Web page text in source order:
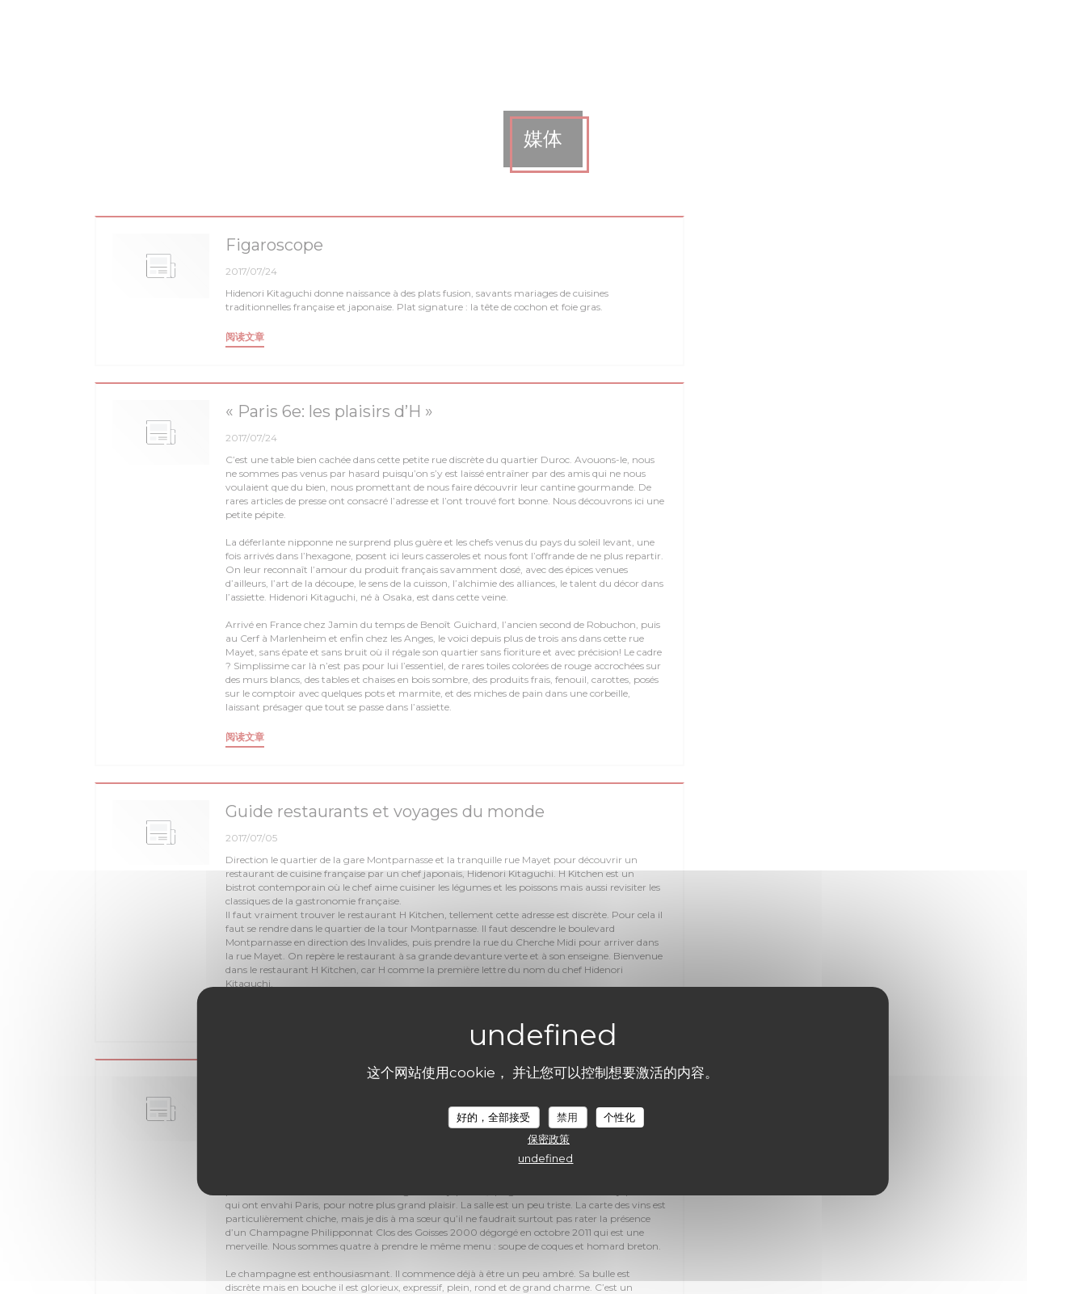
这个网站使用cookie， 并让您可以控制想要激活的内容。
好的，全部接受 禁用
个性化
保密政策
undefined
媒体
Figaroscope
2017/07/24
Hidenori Kitaguchi donne naissance à des plats fusion, savants mariages de cuisines
traditionnelles française et japonaise. Plat signature : la tête de cochon et foie gras.
阅读文章((在新窗口中打开))
« Paris 6e: les plaisirs d’H »
2017/07/24
C’est une table bien cachée dans cette petite rue discrète du quartier Duroc. Avouons-le, nous
ne sommes pas venus par hasard puisqu’on s’y est laissé entraîner par des amis qui ne nous
voulaient que du bien, nous promettant de nous faire découvrir leur cantine gourmande. De
rares articles de presse ont consacré l’adresse et l’ont trouvé fort bonne. Nous découvrons ici une
petite pépite.
La déferlante nipponne ne surprend plus guère et les chefs venus du pays du soleil levant, une
fois arrivés dans l’hexagone, posent ici leurs casseroles et nous font l’offrande de ne plus repartir.
On leur reconnaît l’amour du produit français savamment dosé, avec des épices venues
d’ailleurs, l’art de la découpe, le sens de la cuisson, l’alchimie des alliances, le talent du décor dans
l’assiette. Hidenori Kitaguchi, né à Osaka, est dans cette veine.
Arrivé en France chez Jamin du temps de Benoît Guichard, l’ancien second de Robuchon, puis
au Cerf à Marlenheim et enfin chez les Anges, le voici depuis plus de trois ans dans cette rue
Mayet, sans épate et sans bruit où il régale son quartier sans fioriture et avec précision! Le cadre
? Simplissime car là n’est pas pour lui l’essentiel, de rares toiles colorées de rouge accrochées sur
des murs blancs, des tables et chaises en bois sombre, des produits frais, fenouil, carottes, posés
sur le comptoir avec quelques pots et marmite, et des miches de pain dans une corbeille,
laissant présager que tout se passe dans l’assiette.
阅读文章((在新窗口中打开))
Guide restaurants et voyages du monde
2017/07/05
Direction le quartier de la gare Montparnasse et la tranquille rue Mayet pour découvrir un
restaurant de cuisine française par un chef japonais, Hidenori Kitaguchi. H Kitchen est un
bistrot contemporain où le chef aime cuisiner les légumes et les poissons mais aussi revisiter les
classiques de la gastronomie française.
Il faut vraiment trouver le restaurant H Kitchen, tellement cette adresse est discrète. Pour cela il
faut se rendre dans le quartier de la tour Montparnasse. Il faut descendre le boulevard
Montparnasse en direction des Invalides, puis prendre la rue du Cherche Midi pour arriver dans
la rue Mayet. On repère le restaurant à sa grande devanture verte et à son enseigne. Bienvenue
dans le restaurant H Kitchen, car H comme la première lettre du nom du chef Hidenori
Kitaguchi.
Le déjeuner périodique entre frères et sœurs se tient à l’invitation de ma sœur au restaurant H.
qui ont envahi Paris, pour notre plus grand plaisir. La salle est un peu triste. La carte des vins est
particulièrement chiche, mais je dis à ma sœur qu’il ne faudrait surtout pas rater la présence
d’un Champagne Philipponnat Clos des Goisses 2000 dégorgé en octobre 2011 qui est une
merveille. Nous sommes quatre à prendre le même menu : soupe de coques et homard breton.
Le champagne est enthousiasmant. Il commence déjà à être un peu ambré. Sa bulle est
discrète mais en bouche il est glorieux, expressif, plein, rond et de grand charme. C’est un